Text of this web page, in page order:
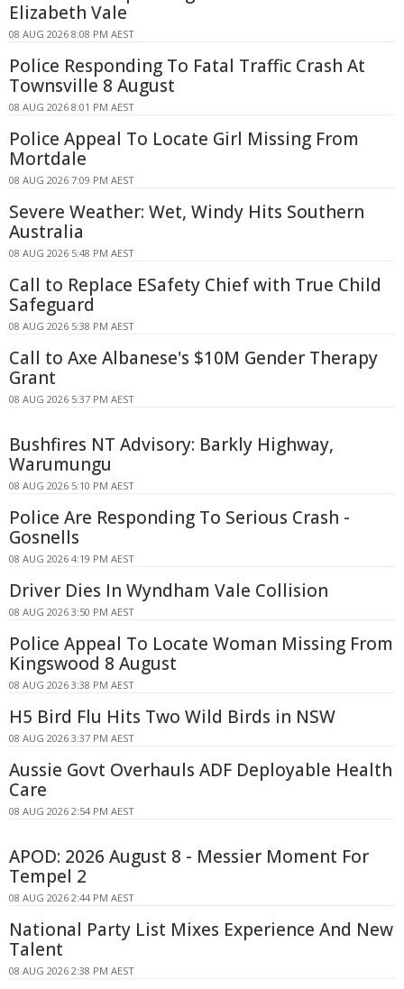
Elizabeth Vale
08 AUG 2026 8:08 PM AEST
Police Responding To Fatal Traffic Crash At
Townsville 8 August
08 AUG 2026 8:01 PM AEST
Police Appeal To Locate Girl Missing From
Mortdale
08 AUG 2026 7:09 PM AEST
Severe Weather: Wet, Windy Hits Southern
Australia
08 AUG 2026 5:48 PM AEST
Call to Replace ESafety Chief with True Child
Safeguard
08 AUG 2026 5:38 PM AEST
Call to Axe Albanese's $10M Gender Therapy
Grant
08 AUG 2026 5:37 PM AEST
Bushfires NT Advisory: Barkly Highway,
Warumungu
08 AUG 2026 5:10 PM AEST
Police Are Responding To Serious Crash -
Gosnells
08 AUG 2026 4:19 PM AEST
Driver Dies In Wyndham Vale Collision
08 AUG 2026 3:50 PM AEST
Police Appeal To Locate Woman Missing From
Kingswood 8 August
08 AUG 2026 3:38 PM AEST
H5 Bird Flu Hits Two Wild Birds in NSW
08 AUG 2026 3:37 PM AEST
Aussie Govt Overhauls ADF Deployable Health
Care
08 AUG 2026 2:54 PM AEST
APOD: 2026 August 8 - Messier Moment For
Tempel 2
08 AUG 2026 2:44 PM AEST
National Party List Mixes Experience And New
Talent
08 AUG 2026 2:38 PM AEST